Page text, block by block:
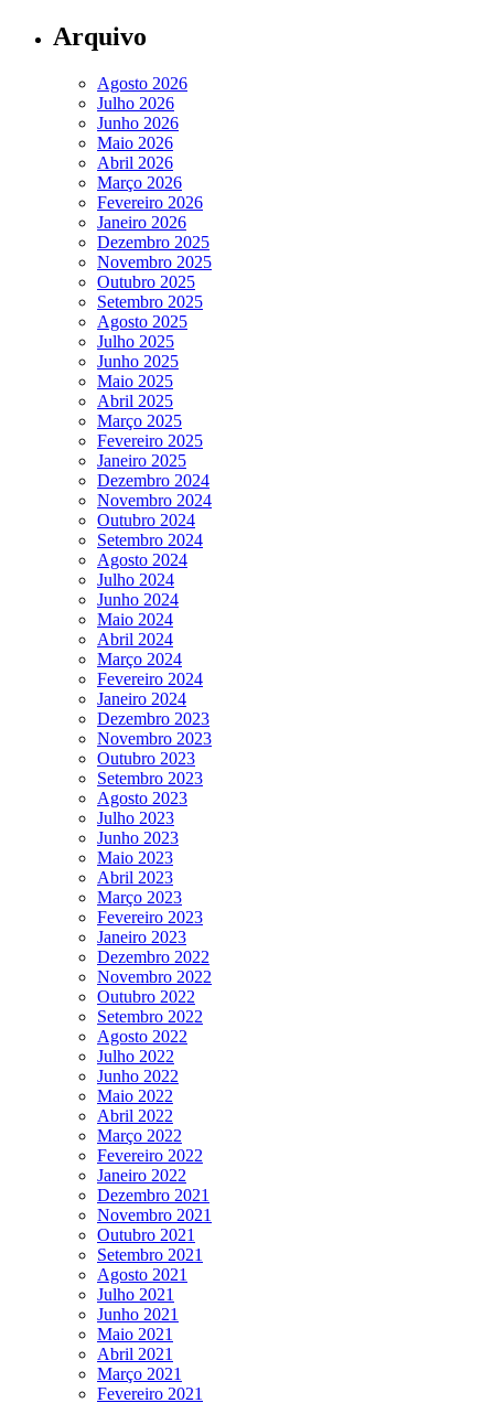
Arquivo
Agosto 2026
Julho 2026
Junho 2026
Maio 2026
Abril 2026
Março 2026
Fevereiro 2026
Janeiro 2026
Dezembro 2025
Novembro 2025
Outubro 2025
Setembro 2025
Agosto 2025
Julho 2025
Junho 2025
Maio 2025
Abril 2025
Março 2025
Fevereiro 2025
Janeiro 2025
Dezembro 2024
Novembro 2024
Outubro 2024
Setembro 2024
Agosto 2024
Julho 2024
Junho 2024
Maio 2024
Abril 2024
Março 2024
Fevereiro 2024
Janeiro 2024
Dezembro 2023
Novembro 2023
Outubro 2023
Setembro 2023
Agosto 2023
Julho 2023
Junho 2023
Maio 2023
Abril 2023
Março 2023
Fevereiro 2023
Janeiro 2023
Dezembro 2022
Novembro 2022
Outubro 2022
Setembro 2022
Agosto 2022
Julho 2022
Junho 2022
Maio 2022
Abril 2022
Março 2022
Fevereiro 2022
Janeiro 2022
Dezembro 2021
Novembro 2021
Outubro 2021
Setembro 2021
Agosto 2021
Julho 2021
Junho 2021
Maio 2021
Abril 2021
Março 2021
Fevereiro 2021